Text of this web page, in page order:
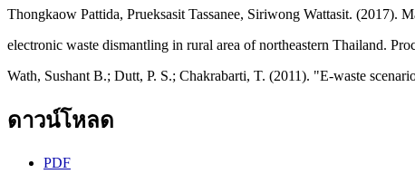
Thongkaow Pattida, Prueksasit Tassanee, Siriwong Wattasit. (2017).
electronic waste dismantling in rural area of northeastern Thailand.
Wath, Sushant B.; Dutt, P. S.; Chakrabarti, T. (2011). "E-waste
ดาวน์โหลด
PDF